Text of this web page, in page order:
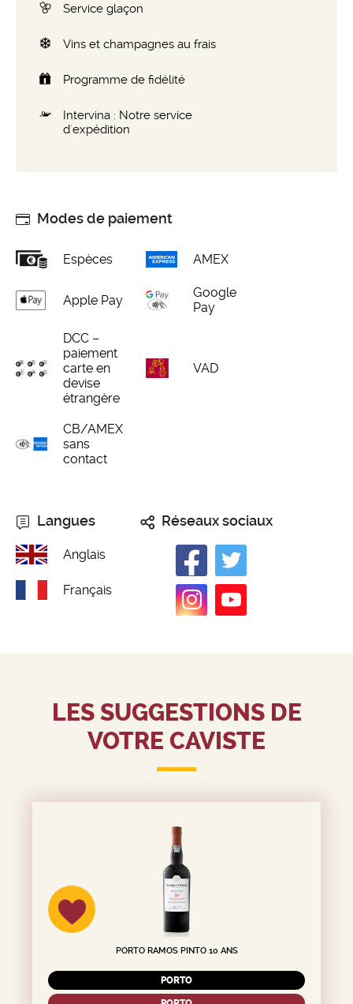
Service glaçon
Vins et champagnes au frais
Programme de fidélité
Intervina : Notre service
d'expédition
Modes de paiement
Espèces AMEX
Apple Pay
Google
Pay
DCC –
paiement
carte en
devise
étrangère
VAD
CB/AMEX
sans
contact
Réseaux sociaux
Langues
Anglais
Français
LES SUGGESTIONS DE
VOTRE CAVISTE
PORTO RAMOS PINTO 10 ANS
PORTO